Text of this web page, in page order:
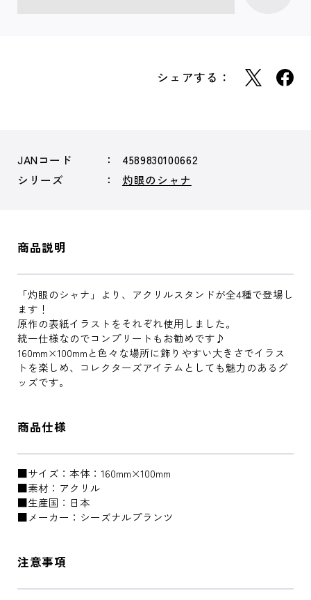
シェアする：
JANコード
4589830100662
シリーズ
灼眼のシャナ
商品説明
「灼眼のシャナ」より、アクリルスタンドが全4種で登場し
ます！
原作の表紙イラストをそれぞれ使用しました。
統一仕様なのでコンプリートもお勧めです♪
160mm×100mmと色々な場所に飾りやすい大きさでイラス
トを楽しめ、コレクターズアイテムとしても魅力のあるグ
ッズです。
商品仕様
■サイズ：本体：160mm×100mm
■素材：アクリル
■生産国：日本
■メーカー：シーズナルプランツ
注意事項